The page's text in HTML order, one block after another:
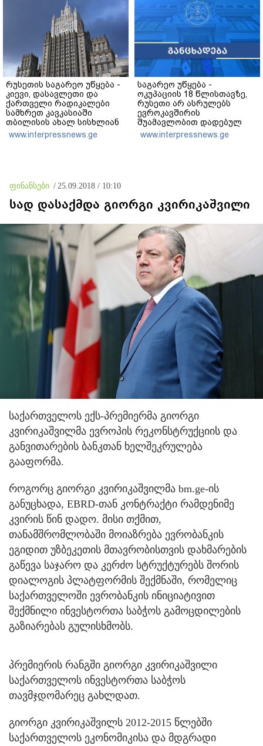
რუსეთის საგარეო უწყება -
კიევი, დასავლეთი და
ქართველი რადიკალები
სამხრეთ კავკასიაში
თბილისის ახალ სისხლიან
ავანტიურებში ჩათრევას
ცდილობენ
www.interpressnews.ge
საგარეო უწყება -
ოკუპაციის 18 წლისთავზე,
რუსეთი არ ასრულებს
ევროკავშირის
შუამავლობით დადებულ
2008 წლის 12 აგვისტოს
ცეცხლის შეწყვეტის
www.interpressnews.ge
ფინანსები / 25.09.2018 / 10:10
სად დასაქმდა გიორგი კვირიკაშვილი
საქართველოს ექს-პრემიერმა გიორგი
კვირიკაშვილმა ევროპის რეკონსტრუქციის და
განვითარების ბანკთან ხელშეკრულება
გააფორმა.
როგორც გიორგი კვირიკაშვილმა bm.ge-ის
განუცხადა, EBRD-თან კონტრაქტი რამდენიმე
კვირის წინ დადო. მისი თქმით,
თანამშრომლობაში მოიაზრება ევრობანკის
ეგიდით უზბეკეთის მთავრობისთვის დახმარების
გაწევა საჯარო და კერძო სტრუქტურებს შორის
დიალოგის პლატფორმის შექმნაში, რომელიც
საქართველოში ევრობანკის ინიციატივით
შექმნილი ინვესტორთა საბჭოს გამოცდილების
გაზიარებას გულისხმობს.
პრემიერის რანგში გიორგი კვირიკაშვილი
საქართველოს ინვესტორთა საბჭოს
თავმჯდომარეც გახლდათ.
გიორგი კვირიკაშვილს 2012-2015 წლებში
საქართველოს ეკონომიკისა და მდგრადი